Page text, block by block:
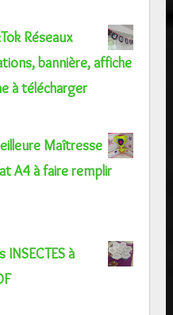
Réseaux
bannière, affiche
à télécharger
Maîtresse
A4 à faire remplir
à